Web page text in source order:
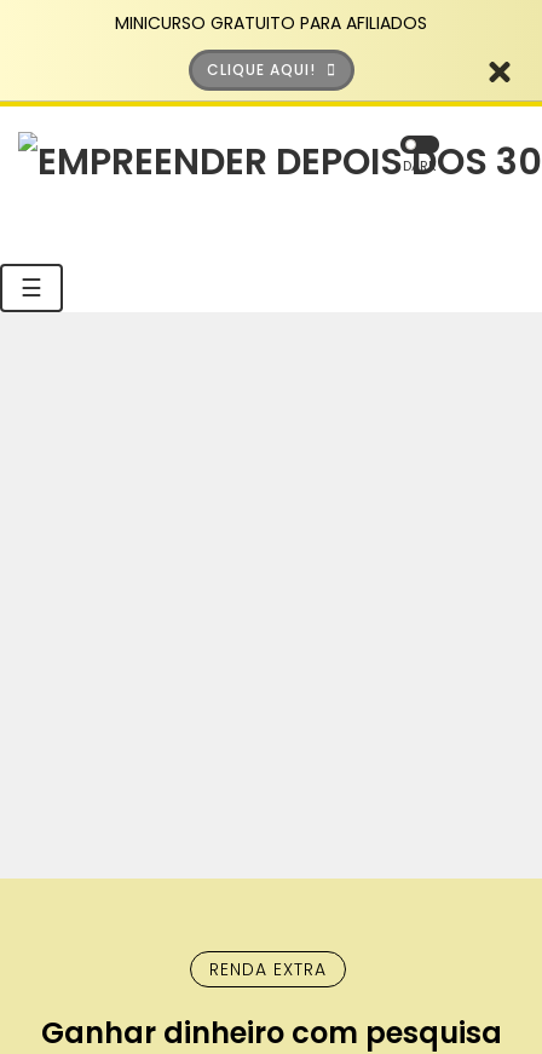
MINICURSO GRATUITO PARA AFILIADOS
CLIQUE AQUI!
☰
DARK
RENDA EXTRA
Ganhar dinheiro com pesquisa